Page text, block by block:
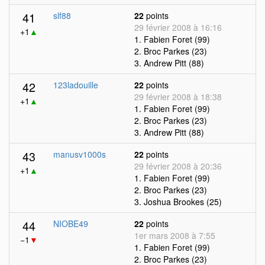
41
+1 ▲
slf88 22 points
29 février 2008 à 16:16
1. Fabien Foret (99)
2. Broc Parkes (23)
3. Andrew Pitt (88)
42
+1 ▲
123ladouille 22 points
29 février 2008 à 18:38
1. Fabien Foret (99)
2. Broc Parkes (23)
3. Andrew Pitt (88)
43
+1 ▲
manusv1000s 22 points
29 février 2008 à 20:36
1. Fabien Foret (99)
2. Broc Parkes (23)
3. Joshua Brookes (25)
44
−1 ▼
NIOBE49 22 points
1er mars 2008 à 7:55
1. Fabien Foret (99)
2. Broc Parkes (23)